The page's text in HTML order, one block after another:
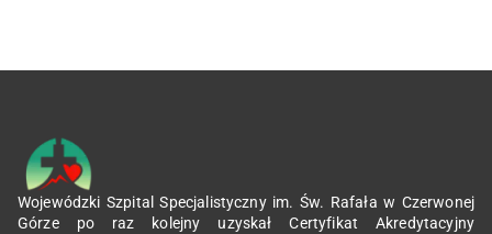
Wojewódzki Szpital Specjalistyczny im. Św. Rafała w Czerwonej
Górze po raz kolejny uzyskał Certyfikat Akredytacyjny